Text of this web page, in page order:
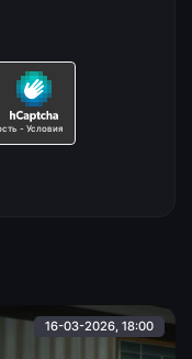
16-03-2026, 18:00